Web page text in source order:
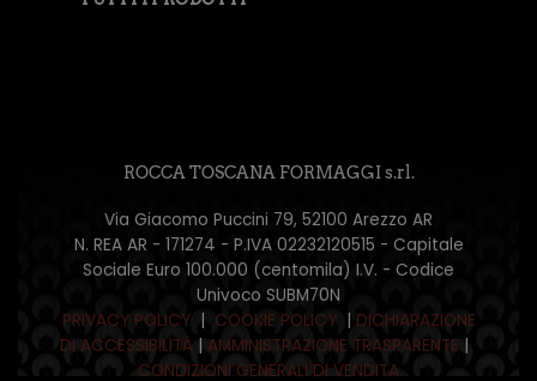
ROCCA TOSCANA FORMAGGI s.rl.
Via Giacomo Puccini 79, 52100 Arezzo AR
N. REA AR - 171274 - P.IVA 02232120515 - Capitale
Sociale Euro 100.000 (centomila) I.V. - Codice
Univoco SUBM70N
PRIVACY POLICY| COOKIE POLICY | DICHIARAZIONE
DI ACCESSIBILITÀ| AMMINISTRAZIONE TRASPARENTE |
CONDIZIONI GENERALI DI VENDITA